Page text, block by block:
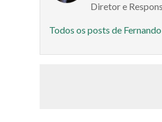
Diretor e
Todos os posts de